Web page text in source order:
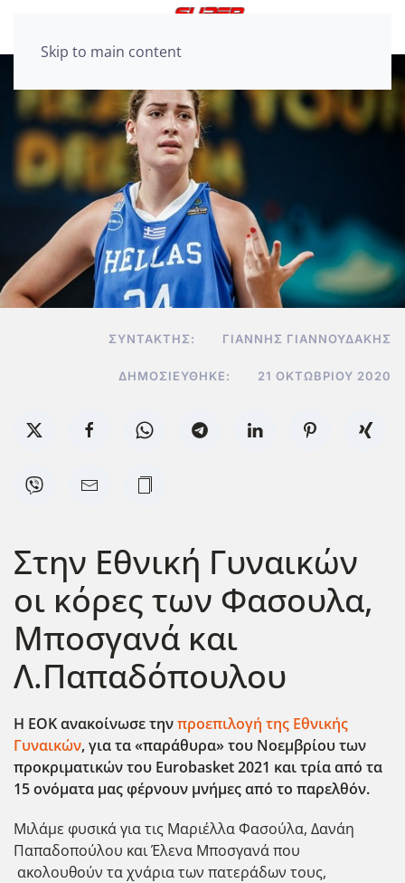
Skip to main content
ΣΥΝΤΆΚΤΗΣ: ΓΙΆΝΝΗΣ ΓΙΑΝΝΟΥΔΆΚΗΣ
ΔΗΜΟΣΙΕΎΘΗΚΕ: 21 ΟΚΤΩΒΡΊΟΥ 2020
Στην Εθνική Γυναικών
οι κόρες των Φασουλα,
Μποσγανά και
Λ.Παπαδόπουλου
Η ΕΟΚ ανακοίνωσε τηνπροεπιλογή της Εθνικής
Γυναικών, για τα «παράθυρα» του Νοεμβρίου των
προκριματικών του Eurobasket 2021 και τρία από τα
15 ονόματα μας φέρνουν μνήμες από το παρελθόν.
Μιλάμε φυσικά για τις Μαριέλλα Φασούλα, Δανάη
Παπαδοπούλου και Έλενα Μποσγανά που
ακολουθούν τα χνάρια των πατεράδων τους,